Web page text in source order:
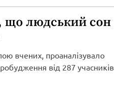
що людський сон
вчених, проаналізувало
від 287 учасників